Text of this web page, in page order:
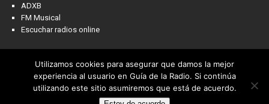
ADXB
FM Musical
Escuchar radios online
NOTICIAS FRECUENCIAS LA COLUMNA PIENSA EN LÍDER
CONTACTO
Utilizamos cookies para asegurar que damos la mejor
experiencia al usuario en Guía de la Radio. Si continúa
utilizando este sitio asumiremos que está de acuerdo.